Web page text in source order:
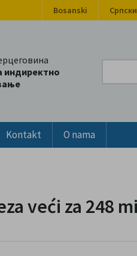
Bosanski Српски
индиректно
Kontakt O nama
veći za 248